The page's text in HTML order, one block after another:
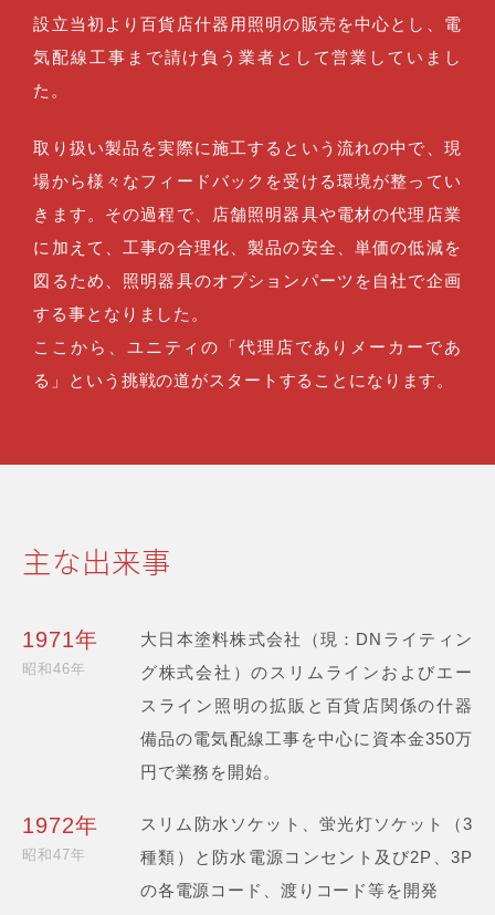
設立当初より百貨店什器用照明の販売を中心とし、電
気配線工事まで請け負う業者として営業していまし
た。
取り扱い製品を実際に施工するという流れの中で、現
場から様々なフィードバックを受ける環境が整ってい
きます。その過程で、店舗照明器具や電材の代理店業
に加えて、工事の合理化、製品の安全、単価の低減を
図るため、照明器具のオプションパーツを自社で企画
する事となりました。
ここから、ユニティの「代理店でありメーカーであ
る」という挑戦の道がスタートすることになります。
主な出来事
1971年
昭和46年
大日本塗料株式会社（現：DNライティン
グ株式会社）のスリムラインおよびエー
スライン照明の拡販と百貨店関係の什器
備品の電気配線工事を中心に資本金350万
円で業務を開始。
1972年
昭和47年
スリム防水ソケット、蛍光灯ソケット（3
種類）と防水電源コンセント及び2P、3P
の各電源コード、渡りコード等を開発